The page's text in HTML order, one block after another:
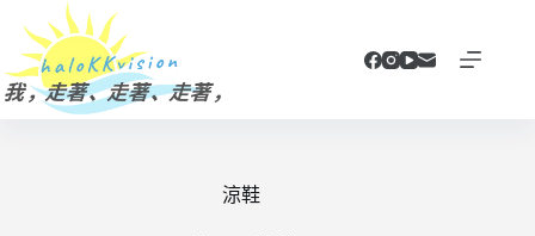
主
要
涼鞋